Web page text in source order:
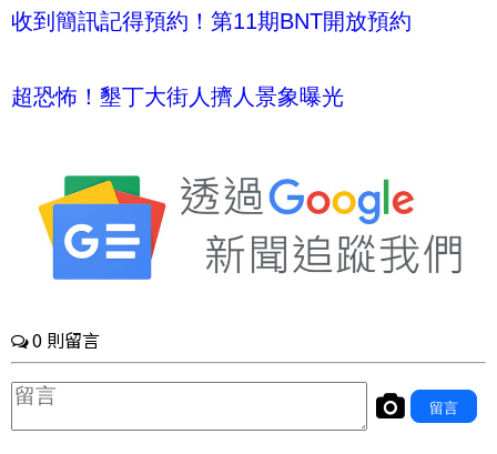
收到簡訊記得預約！第11期BNT開放預約
超恐怖！墾丁大街人擠人景象曝光